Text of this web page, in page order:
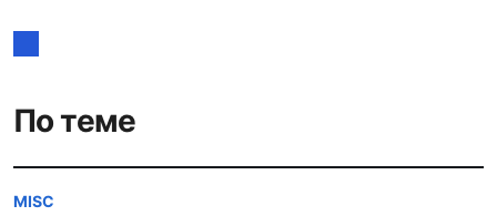
По теме
MISC